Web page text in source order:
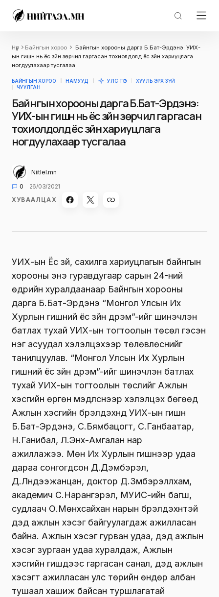
Нүүр Байнгын хороо
Байнгын хорооны дарга Б.Бат-Эрдэнэ: УИХ-
ын гишүүн нь ёс зүйн зөрчил гаргасан тохиолдолд ёс зүйн хариуцлага
ногдуулахаар тусгалаа
БАЙНГЫН ХОРОО НАМУУД УЛС ТӨР
ХУУЛЬ ЭРХ ЗҮЙ
ЧУУЛГАН
Байнгын хорооны дарга Б.Бат-Эрдэнэ:
УИХ-ын гишүүн нь ёс зүйн зөрчил гаргасан
тохиолдолд ёс зүйн хариуцлага
ногдуулахаар тусгалаа
Niitlel.mn
0
26/03/2021
ХУВААЛЦАХ
УИХ-ын Ёс зүй, сахилга хариуцлагын байнгын
хорооны энэ гуравдугаар сарын 24-ний
өдрийн хуралдаанаар Байнгын хорооны
дарга Б.Бат-Эрдэнэ “Монгол Улсын Их
Хурлын гишүүний ёс зүйн дүрэм”-ийг шинэчлэн
батлах тухай УИХ-ын тогтоолын төсөл гэсэн
нэг асуудал хэлэлцэхээр төлөвлөснийг
танилцуулав. “Монгол Улсын Их Хурлын
гишүүний ёс зүйн дүрэм”-ийг шинэчлэн батлах
тухай УИХ-ын тогтоолын төслийг Ажлын
хэсгийн өргөн мэдүүлснээр хэлэлцэх бөгөөд
Ажлын хэсгийн бүрэлдэхүүнд УИХ-ын гишүүн
Б.Бат-Эрдэнэ, С.Бямбацогт, С.Ганбаатар,
Н.Ганибал, Л.Энх-Амгалан нар
ажиллажээ. Мөн Их Хурлын гишүүнээр удаа
дараа сонгогдсон Д.Дэмбэрэл,
Д.Лүндээжанцан, доктор Д.Зүмбэрэллхам,
академич С.Нарангэрэл, МУИС-ийн багш,
судлаач О.Мөнхсайхан нарын бүрэлдэхүүнтэй
дэд ажлын хэсэг байгуулагдаж ажилласан
байна. Ажлын хэсэг гурван удаа, дэд ажлын
хэсэг зургаан удаа хуралдаж, Ажлын
хэсгийн гишүүдээс гаргасан санал, дэд ажлын
хэсэгт ажилласан улс төрийн өндөр албан
тушаал хашиж байсан туршлагатай